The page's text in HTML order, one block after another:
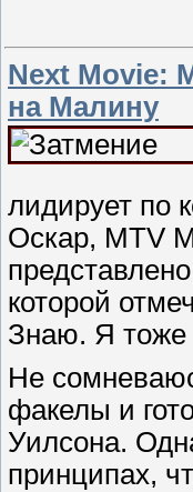
Next Movie:
на Малину
лидирует по
Оскар, MTV
которой
Знаю. Я тоже
Не
факелы и
Уилсона.
принципах,